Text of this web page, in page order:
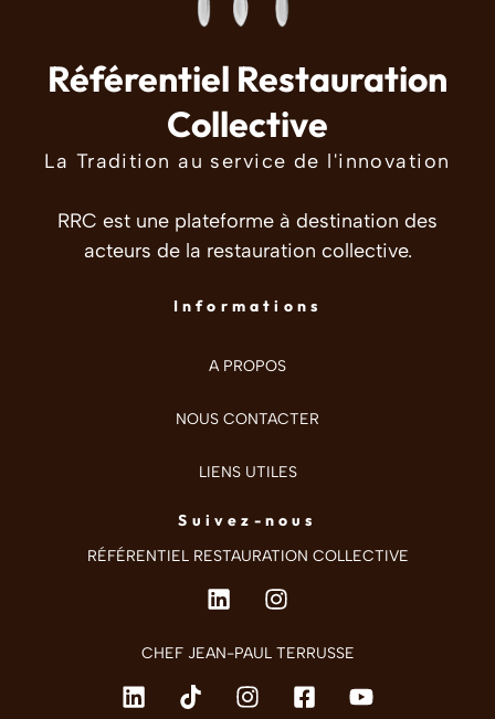
Référentiel Restauration
Collective
La Tradition au service de l'innovation
RRC est une plateforme à destination des
acteurs de la restauration collective.
Informations
A PROPOS
NOUS CONTACTER
LIENS UTILES
Suivez-nous
RÉFÉRENTIEL RESTAURATION COLLECTIVE
CHEF JEAN-PAUL TERRUSSE